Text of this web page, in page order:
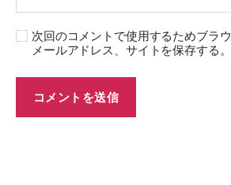
次回のコメントで使用するためブラ
メールアドレス、サイトを保存する。